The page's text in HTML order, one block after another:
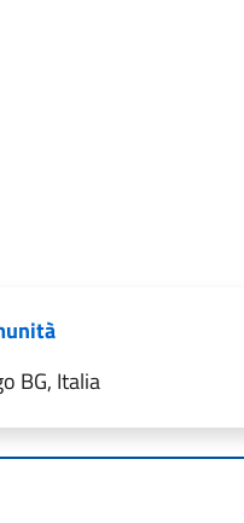
BG, Italia